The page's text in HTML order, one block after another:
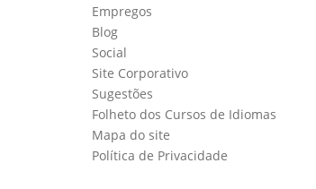
Empregos
Blog
Social
Site Corporativo
Sugestões
Folheto dos Cursos de Idiomas
Mapa do site
Política de Privacidade